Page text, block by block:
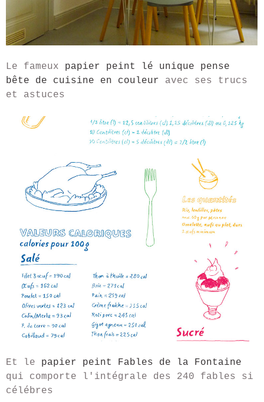
Le fameux papier peint lé unique pense
bête de cuisine en couleur avec ses trucs
et astuces
Et le papier peint Fables de la Fontaine
qui comporte l'intégrale des 240 fables si
célébres